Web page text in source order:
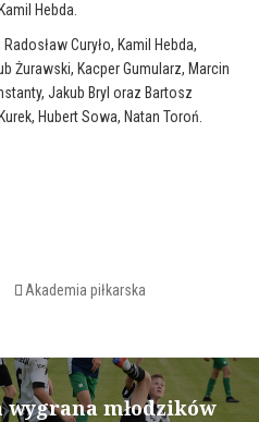
Hebda.
Curyło, Kamil Hebda,
Żurawski, Kacper Gumularz, Marcin
Jakub Bryl oraz Bartosz
Hubert Sowa, Natan Toroń.
Kategorie
Akademia piłkarska
wygrana młodzików